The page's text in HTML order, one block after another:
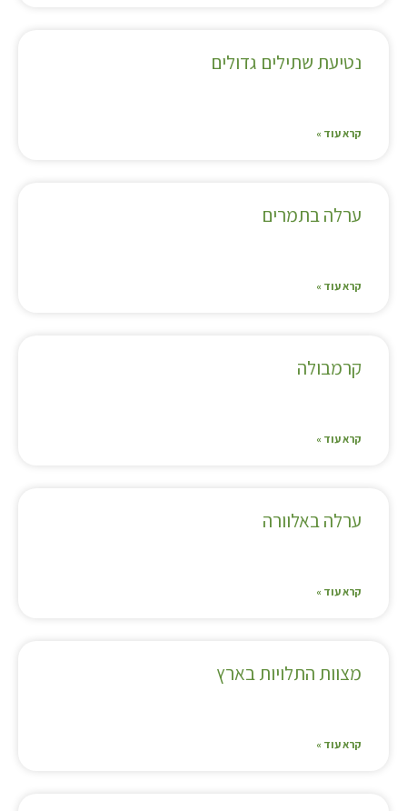
נטיעת שתילים גדולים
קרא עוד »
ערלה בתמרים
קרא עוד »
קרמבולה
קרא עוד »
ערלה באלוורה
קרא עוד »
מצוות התלויות בארץ
קרא עוד »